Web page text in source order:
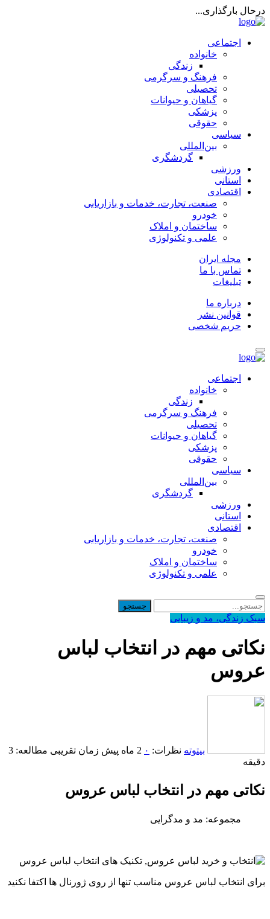
درحال بارگذاری...
اجتماعی
خانواده
زندگی
فرهنگ و سرگرمی
تحصیلی
گیاهان و حیوانات
پزشکی
حقوقی
سیاسی
بین‌المللی
گردشگری
ورزشی
استانی
اقتصادی
صنعت، تجارت، خدمات و بازاریابی
خودرو
ساختمان و املاک
علمی و تکنولوژی
مجله ایران
تماس با ما
تبلیغات
درباره ما
قوانین نشر
حریم شخصی
اجتماعی
خانواده
زندگی
فرهنگ و سرگرمی
تحصیلی
گیاهان و حیوانات
پزشکی
حقوقی
سیاسی
بین‌المللی
گردشگری
ورزشی
استانی
اقتصادی
صنعت، تجارت، خدمات و بازاریابی
خودرو
ساختمان و املاک
علمی و تکنولوژی
سبک زندگی، مد و زیبایی
نکاتی مهم در انتخاب لباس
عروس
بیتوته نظرات: ۰ 2 ماه پیش
زمان تقریبی مطالعه: 3
دقیقه
نکاتی مهم در انتخاب لباس عروس
مجموعه: مد و مدگرایی
برای انتخاب لباس عروس مناسب تنها از روی ژورنال ها اکتفا نکنید